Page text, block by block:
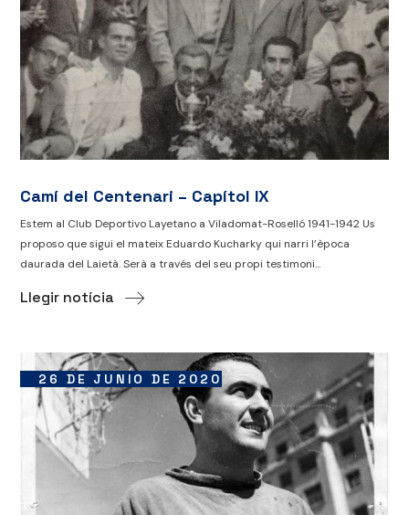
Camí del Centenari – Capítol IX
Estem al Club Deportivo Layetano a Viladomat-Roselló 1941-1942 Us
proposo que sigui el mateix Eduardo Kucharky qui narri l’època
daurada del Laietà. Serà a través del seu propi testimoni...
Llegir notícia
26 DE JUNIO DE 2020